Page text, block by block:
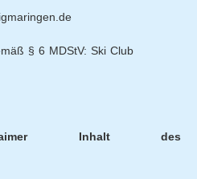
§ 6 MDStV: Ski Club
Disclaimer Inhalt des